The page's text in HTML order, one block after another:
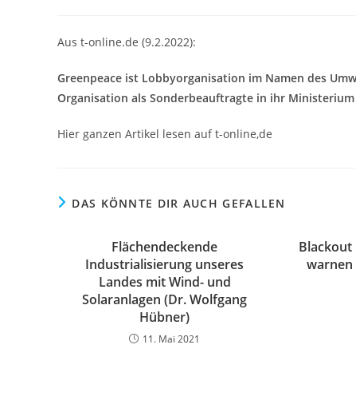
Aus t-online.de (9.2.2022):
Greenpeace ist Lobbyorganisation im Namen des
Organisation als Sonderbeauftragte in ihr
Hier ganzen Artikel lesen auf t-online,de
DAS KÖNNTE DIR AUCH GEFALLEN
Flächendeckende
Industrialisierung unseres
Landes mit Wind- und
Solaranlagen (Dr. Wolfgang
Hübner)
11. Mai 2021
Blackout
warnen